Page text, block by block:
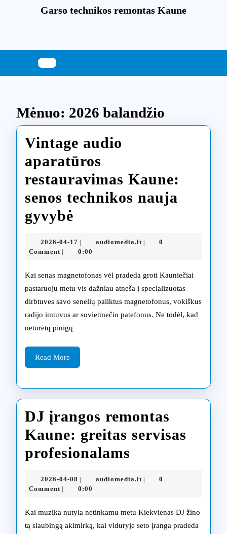
Garso technikos remontas Kaune
Mėnuo: 2026 balandžio
Vintage audio
aparatūros
restauravimas Kaune:
senos technikos nauja
gyvybė
aparatūros
restauravimas
Kaune:
senos
technikos
nauja
gyvybė
2026-04-17 2026-
04-
audiomedia.ltaudiomedia.lt
0
Comment
0:00
Kai senas magnetofonas vėl pradeda groti Kauniečiai
pastaruoju metu vis dažniau atneša į specializuotas
dirbtuves savo senelių paliktus magnetofonus, vokiškus
radijo imtuvus ar sovietmečio patefonus. Ne todėl, kad
neturėtų pinigų
Read More
More
DJ įrangos remontas
Kaune: greitas servisas
profesionalams
remontas
Kaune:
greitas
2026-04-08 2026-
04-
audiomedia.ltaudiomedia.lt
0
Comment
0:00
Kai muzika nutyla netinkamu metu Kiekvienas DJ žino
tą siaubingą akimirką, kai viduryje seto įranga pradeda